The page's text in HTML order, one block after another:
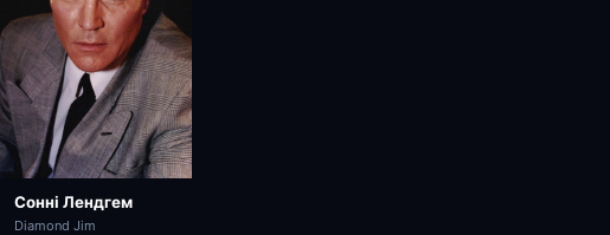
Сонні Лендгем
Diamond Jim